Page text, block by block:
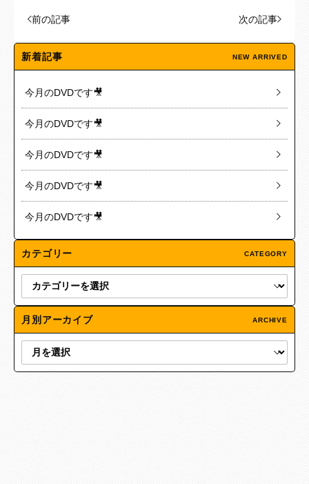
前の記事 次の記事
新着記事 NEW ARRIVED
今月のDVDです🎥
今月のDVDです🎥
今月のDVDです🎥
今月のDVDです🎥
今月のDVDです🎥
カテゴリー CATEGORY
月別アーカイブ ARCHIVE